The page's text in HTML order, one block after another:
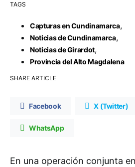
TAGS
Capturas en Cundinamarca,
Noticias de Cundinamarca,
Noticias de Girardot,
Provincia del Alto Magdalena
SHARE ARTICLE
Facebook X (Twitter)
WhatsApp
En una operación conjunta